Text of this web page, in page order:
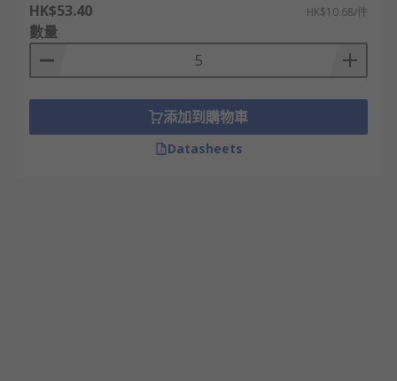
HK$53.40 HK$10.68/件
數量
添加到購物車
Datasheets